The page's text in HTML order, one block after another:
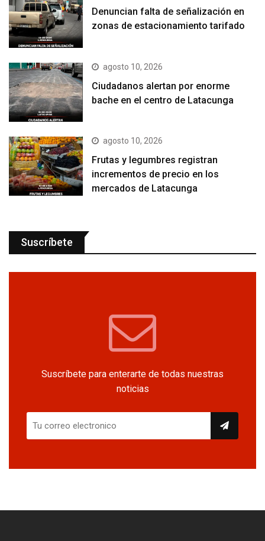
Denuncian falta de señalización en
zonas de estacionamiento tarifado
agosto 10, 2026
Ciudadanos alertan por enorme
bache en el centro de Latacunga
agosto 10, 2026
Frutas y legumbres registran
incrementos de precio en los
mercados de Latacunga
Suscríbete
Suscríbete para enterarte de todas nuestras
noticias